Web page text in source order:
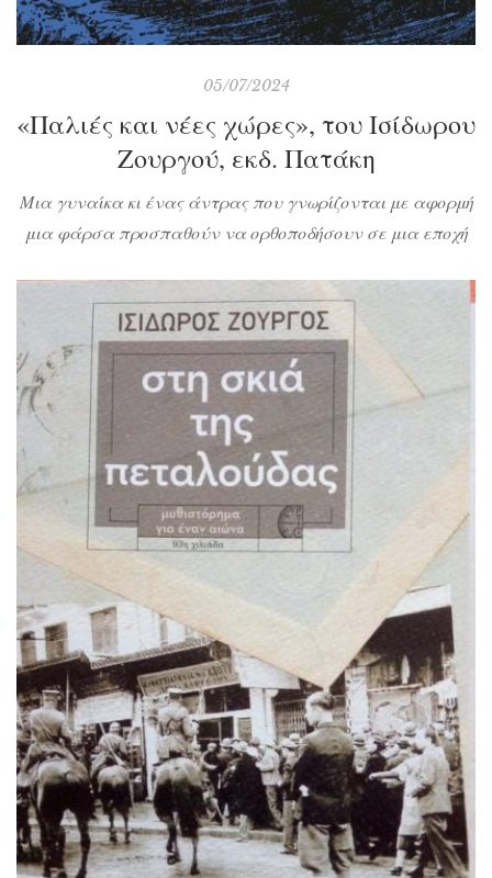
05/07/2024
«Παλιές και νέες χώρες», του Ισίδωρου
Ζουργού, εκδ. Πατάκη
Μια γυναίκα κι ένας άντρας που γνωρίζονται με αφορμή
μια φάρσα προσπαθούν να ορθοποδήσουν σε μια εποχή
ανατροπές και εμπόδια ατσαλώνουν τον έρωτά τους και
παλεύουν με τις κοινωνικές και οικονομικές αλλαγές που
θα επιφέρουν οι Βαλκανικοί πόλεμοι. Εκείνη στην
τουρκοκρατούμενη Θεσσαλονίκη, εκείνος στην Αθήνα. Δύο
[…]